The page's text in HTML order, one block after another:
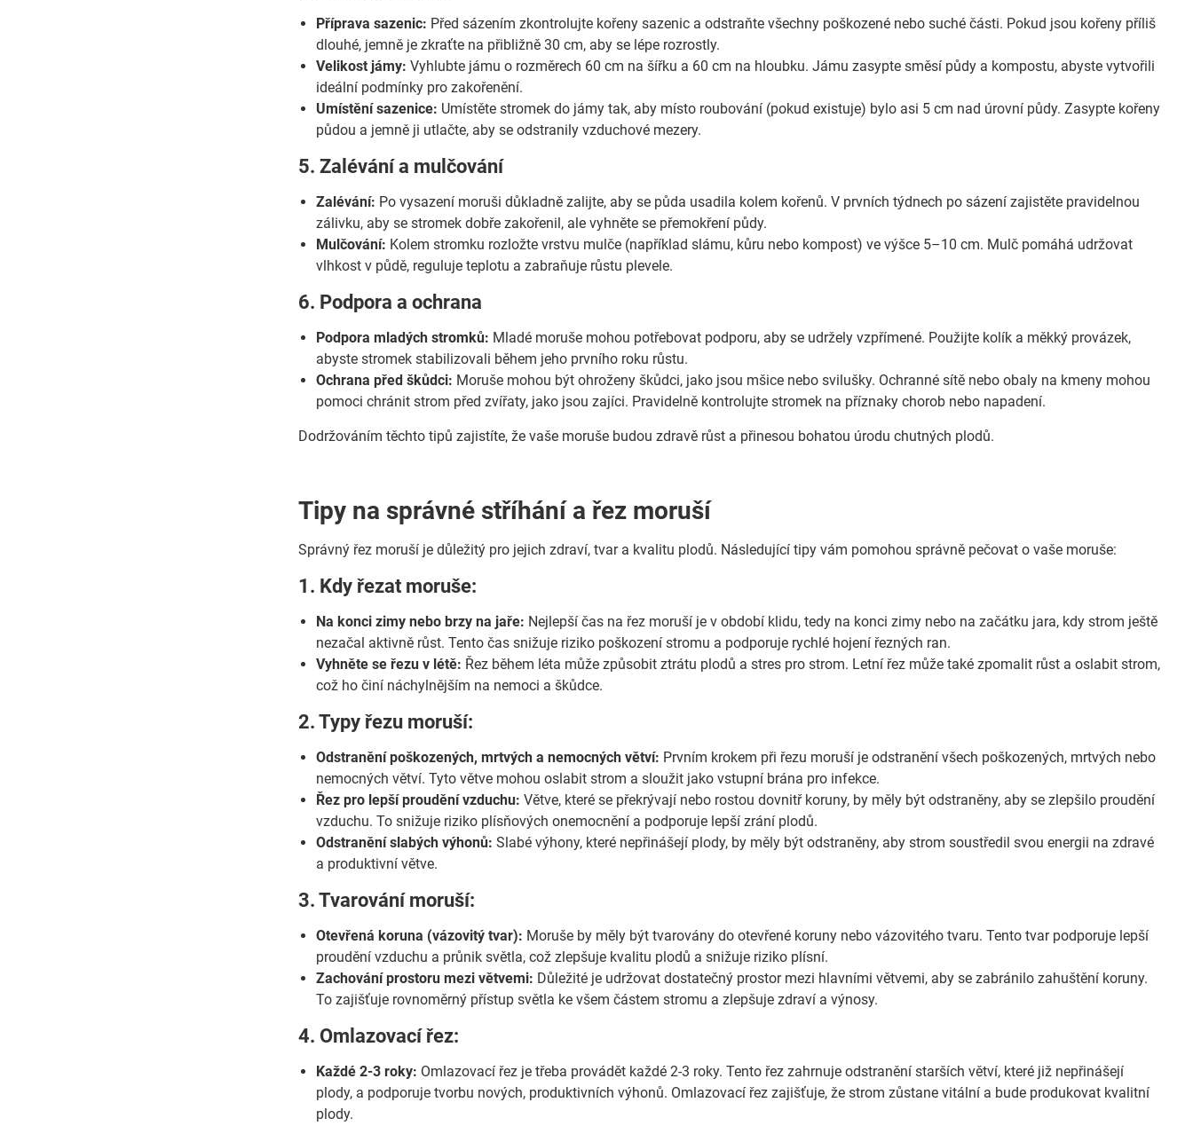
Příprava sazenic: Před sázením zkontrolujte kořeny sazenic a odstraňte všechny poškozené nebo suché části. Pokud jsou kořeny příliš
dlouhé, jemně je zkraťte na přibližně 30 cm, aby se lépe rozrostly.
Velikost jámy: Vyhlubte jámu o rozměrech 60 cm na šířku a 60 cm na hloubku. Jámu zasypte směsí půdy a kompostu, abyste vytvořili
ideální podmínky pro zakořenění.
Umístění sazenice: Umístěte stromek do jámy tak, aby místo roubování (pokud existuje) bylo asi 5 cm nad úrovní půdy. Zasypte kořeny
půdou a jemně ji utlačte, aby se odstranily vzduchové mezery.
5. Zalévání a mulčování
Zalévání: Po vysazení moruši důkladně zalijte, aby se půda usadila kolem kořenů. V prvních týdnech po sázení zajistěte pravidelnou
zálivku, aby se stromek dobře zakořenil, ale vyhněte se přemokření půdy.
Mulčování: Kolem stromku rozložte vrstvu mulče (například slámu, kůru nebo kompost) ve výšce 5–10 cm. Mulč pomáhá udržovat
vlhkost v půdě, reguluje teplotu a zabraňuje růstu plevele.
6. Podpora a ochrana
Podpora mladých stromků: Mladé moruše mohou potřebovat podporu, aby se udržely vzpřímené. Použijte kolík a měkký provázek,
abyste stromek stabilizovali během jeho prvního roku růstu.
Ochrana před škůdci: Moruše mohou být ohroženy škůdci, jako jsou mšice nebo svilušky. Ochranné sítě nebo obaly na kmeny mohou
pomoci chránit strom před zvířaty, jako jsou zajíci. Pravidelně kontrolujte stromek na příznaky chorob nebo napadení.
Dodržováním těchto tipů zajistíte, že vaše moruše budou zdravě růst a přinesou bohatou úrodu chutných plodů.
Tipy na správné stříhání a řez moruší
Správný řez moruší je důležitý pro jejich zdraví, tvar a kvalitu plodů. Následující tipy vám pomohou správně pečovat o vaše moruše:
1. Kdy řezat moruše:
Na konci zimy nebo brzy na jaře: Nejlepší čas na řez moruší je v období klidu, tedy na konci zimy nebo na začátku jara, kdy strom ještě
nezačal aktivně růst. Tento čas snižuje riziko poškození stromu a podporuje rychlé hojení řezných ran.
Vyhněte se řezu v létě: Řez během léta může způsobit ztrátu plodů a stres pro strom. Letní řez může také zpomalit růst a oslabit strom,
což ho činí náchylnějším na nemoci a škůdce.
2. Typy řezu moruší:
Odstranění poškozených, mrtvých a nemocných větví: Prvním krokem při řezu moruší je odstranění všech poškozených, mrtvých nebo
nemocných větví. Tyto větve mohou oslabit strom a sloužit jako vstupní brána pro infekce.
Řez pro lepší proudění vzduchu: Větve, které se překrývají nebo rostou dovnitř koruny, by měly být odstraněny, aby se zlepšilo proudění
vzduchu. To snižuje riziko plísňových onemocnění a podporuje lepší zrání plodů.
Odstranění slabých výhonů: Slabé výhony, které nepřinášejí plody, by měly být odstraněny, aby strom soustředil svou energii na zdravé
a produktivní větve.
3. Tvarování moruší:
Otevřená koruna (vázovitý tvar): Moruše by měly být tvarovány do otevřené koruny nebo vázovitého tvaru. Tento tvar podporuje lepší
proudění vzduchu a průnik světla, což zlepšuje kvalitu plodů a snižuje riziko plísní.
Zachování prostoru mezi větvemi: Důležité je udržovat dostatečný prostor mezi hlavními větvemi, aby se zabránilo zahuštění koruny.
To zajišťuje rovnoměrný přístup světla ke všem částem stromu a zlepšuje zdraví a výnosy.
4. Omlazovací řez:
Každé 2-3 roky: Omlazovací řez je třeba provádět každé 2-3 roky. Tento řez zahrnuje odstranění starších větví, které již nepřinášejí
plody, a podporuje tvorbu nových, produktivních výhonů. Omlazovací řez zajišťuje, že strom zůstane vitální a bude produkovat kvalitní
plody.